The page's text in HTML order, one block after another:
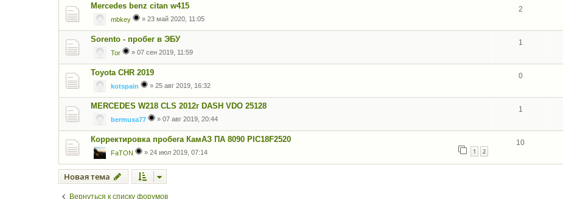
Mercedes benz citan w415
mbkey » 23 май 2020, 11:05
2
Sorento - пробег в ЭБУ
Tor » 07 сен 2019, 11:59
1
Toyota CHR 2019
kotspain » 25 авг 2019, 16:32
0
MERCEDES W218 CLS 2012г DASH VDO 25128
bermuxa77 » 07 авг 2019, 20:44
1
Корректировка пробега КамАЗ ПА 8090 PIC18F2520
FaTON » 24 июл 2019, 07:14 1 2
10
Новая тема
Вернуться к списку форумов